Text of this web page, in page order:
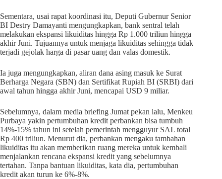
Sementara, usai rapat koordinasi itu, Deputi Gubernur Senior
BI Destry Damayanti mengungkapkan, bank sentral telah
melakukan ekspansi likuiditas hingga Rp 1.000 triliun hingga
akhir Juni. Tujuannya untuk menjaga likuiditas sehingga tidak
terjadi gejolak harga di pasar uang dan valas domestik.
Ia juga mengungkapkan, aliran dana asing masuk ke Surat
Berharga Negara (SBN) dan Sertifikat Rupiah BI (SRBI) dari
awal tahun hingga akhir Juni, mencapai USD 9 miliar.
Sebelumnya, dalam media briefing Jumat pekan lalu, Menkeu
Purbaya yakin pertumbuhan kredit perbankan bisa tumbuh
14%-15% tahun ini setelah pemerintah mengguyur SAL total
Rp 400 triliun. Menurut dia, perbankan mengaku tambahan
likuiditas itu akan memberikan ruang mereka untuk kembali
menjalankan rencana ekspansi kredit yang sebelumnya
tertahan. Tanpa bantuan likuiditas, kata dia, pertumbuhan
kredit akan turun ke 6%-8%.